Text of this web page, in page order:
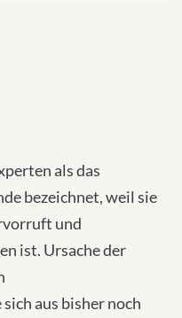
als das
bezeichnet, weil sie
und
ist. Ursache der
aus bisher noch